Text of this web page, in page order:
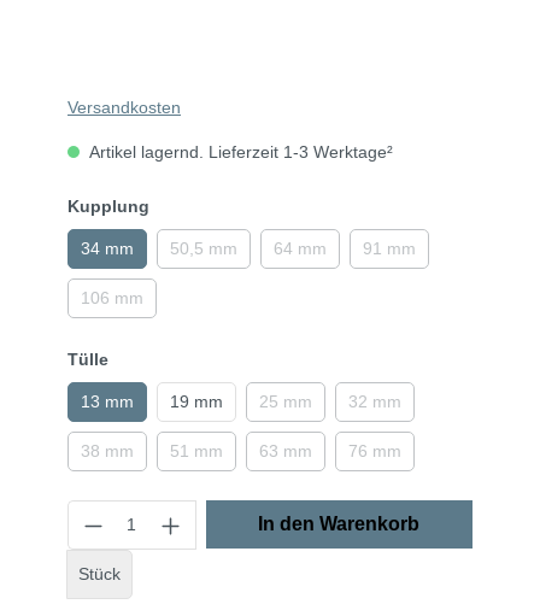
Versandkosten
Artikel lagernd. Lieferzeit 1-3 Werktage²
Kupplung
34 mm 50,5 mm 64 mm 91 mm
106 mm
Tülle
13 mm 19 mm 25 mm 32 mm
38 mm 51 mm 63 mm 76 mm
Stück
In den Warenkorb